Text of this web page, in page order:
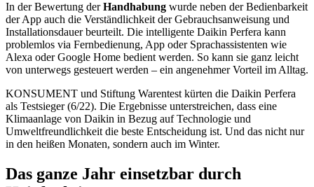
In der Bewertung derHandhabung wurde neben der Bedienbarkeit
der App auch die Verständlichkeit der Gebrauchsanweisung und
Installationsdauer beurteilt. Die intelligente Daikin Perfera kann
problemlos via Fernbedienung, App oder Sprachassistenten wie
Alexa oder Google Home bedient werden. So kann sie ganz leicht
von unterwegs gesteuert werden – ein angenehmer Vorteil im Alltag.
KONSUMENT und Stiftung Warentest kürten die Daikin Perfera
als Testsieger (6/22). Die Ergebnisse unterstreichen, dass eine
Klimaanlage von Daikin in Bezug auf Technologie und
Umweltfreundlichkeit die beste Entscheidung ist. Und das nicht nur
in den heißen Monaten, sondern auch im Winter.
Das ganze Jahr einsetzbar durch